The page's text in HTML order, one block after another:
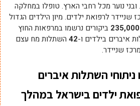
ובני נוער מכל רחבי הארץ. טופלו במחלקה
שניידר לרפואת ילדים. מיון הילדים הגדול
235,000 ביקורים נרשמו במרפאות החוץ
איברים בילדים ו-42 השתלות מח עצם
שניידר.
השתלות איברים
ילדים בישראל במהלך